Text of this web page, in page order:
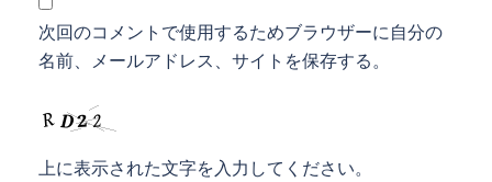
次回のコメントで使用するためブラウザーに自分の
名前、メールアドレス、サイトを保存する。
上に表示された文字を入力してください。